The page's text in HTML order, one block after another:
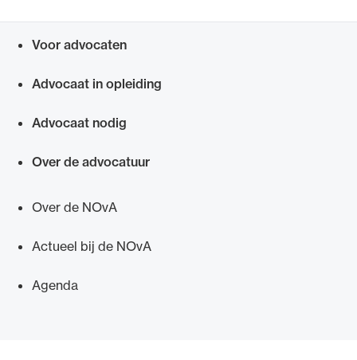
Voor advocaten
Advocaat in opleiding
Advocaat nodig
Over de advocatuur
Over de NOvA
Actueel bij de NOvA
Agenda